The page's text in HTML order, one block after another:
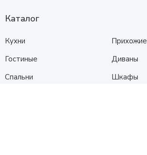
Каталог
Кухни
Гостиные
Спальни
Прихожие
Диваны
Шкафы